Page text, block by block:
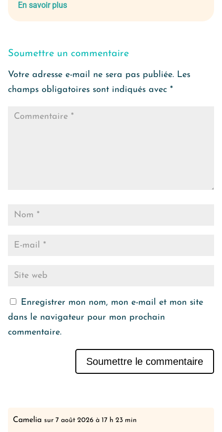
En savoir plus
Camelia sur 7 août 2026 à 17 h 23 min
Soumettre un commentaire
Votre adresse e-mail ne sera pas publiée. Les
champs obligatoires sont indiqués avec *
Enregistrer mon nom, mon e-mail et mon site
dans le navigateur pour mon prochain
commentaire.
Soumettre le commentaire